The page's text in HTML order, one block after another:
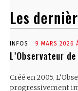
Les
INFOS 9 MARS 2026
L’Observateur
Créé en 2005,
progressivement